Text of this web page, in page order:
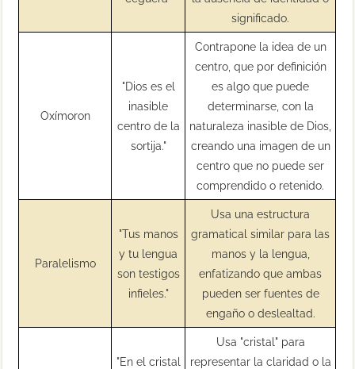
significado.
Oxímoron
"Dios es el
inasible
centro de la
sortija."
Contrapone la idea de un
centro, que por definición
es algo que puede
determinarse, con la
naturaleza inasible de Dios,
creando una imagen de un
centro que no puede ser
comprendido o retenido.
Paralelismo
"Tus manos
y tu lengua
son testigos
infieles."
Usa una estructura
gramatical similar para las
manos y la lengua,
enfatizando que ambas
pueden ser fuentes de
engaño o deslealtad.
"En el cristal
Usa "cristal" para
representar la claridad o la